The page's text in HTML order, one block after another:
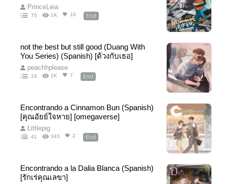
PrinceLeia
75 1K 10 End
not the best but still good (Duang With
You Series) (Spanish) [ด้วงกับเธอ]
peachhplease
24 1K 7 End
Encontrando a Cinnamon Bun (Spanish)
[คุณอัยย์ใจหาย] [omegaverse]
Littlepig
41 343 2 End
Encontrando a la Dalia Blanca (Spanish)
[รักเร่คุณเลขา]